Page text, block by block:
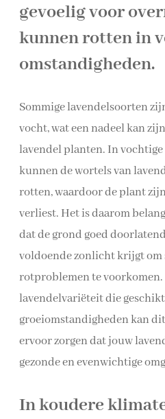
gevoelig voor
kunnen rotten in
omstandigheden.
Sommige lavendelsoorten
vocht, wat een nadeel kan
lavendel planten. In
kunnen de wortels van
rotten, waardoor de plant
verliest. Het is daarom
dat de grond goed
voldoende zonlicht krijgt om
rotproblemen te voorkomen.
lavendelvariëteit die
groeiomstandigheden kan
ervoor zorgen dat jouw
gezonde en evenwichtige
In koudere